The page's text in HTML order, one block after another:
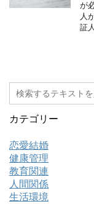
が
人
証
カテゴリー
恋愛結婚
健康管理
教育関連
人間関係
生活環境